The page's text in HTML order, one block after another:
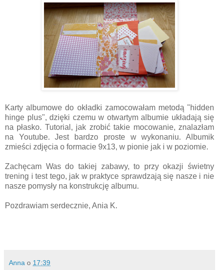
Karty albumowe do okładki zamocowałam metodą "hidden
hinge plus", dzięki czemu w otwartym albumie układają się
na płasko. Tutorial, jak zrobić takie mocowanie, znalazłam
na Youtube. Jest bardzo proste w wykonaniu. Albumik
zmieści zdjęcia o formacie 9x13, w pionie jak i w poziomie.
Zachęcam Was do takiej zabawy, to przy okazji świetny
trening i test tego, jak w praktyce sprawdzają się nasze i nie
nasze pomysły na konstrukcję albumu.
Pozdrawiam serdecznie, Ania K.
Anna o 17:39